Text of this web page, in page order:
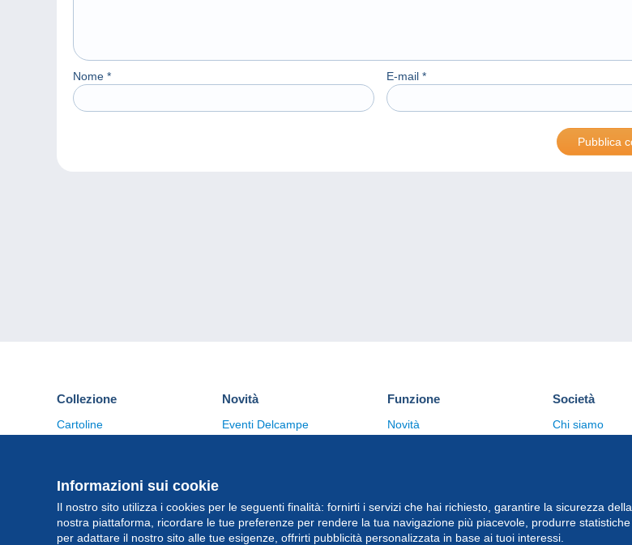
Nome * E-mail *
Informazioni sui cookie
Il nostro sito utilizza i cookies per le seguenti finalità: fornirti i servizi che hai richiesto, garantire la sicurezza della
nostra piattaforma, ricordare le tue preferenze per rendere la tua navigazione più piacevole, produrre statistiche
per adattare il nostro sito alle tue esigenze, offrirti pubblicità personalizzata in base ai tuoi interessi.
Collezione
Cartoline
Altre collezioni
Novità
Eventi Delcampe
Funzione
Novità
Società
Chi siamo